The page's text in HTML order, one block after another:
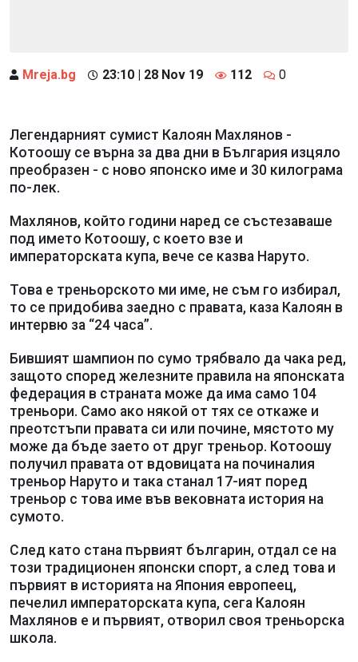
Mreja.bg 23:10 | 28 Nov 19 112 0
Легендарният сумист Калоян Махлянов -
Котоошу се върна за два дни в България изцяло
преобразен - с ново японско име и 30 килограма
по-лек.
Махлянов, който години наред се състезаваше
под името Котоошу, с което взе и
императорската купа, вече се казва Наруто.
Това е треньорското ми име, не съм го избирал,
то се придобива заедно с правата, каза Калоян в
интервю за “24 часа”.
Бившият шампион по сумо трябвало да чака ред,
защото според железните правила на японската
федерация в страната може да има само 104
треньори. Само ако някой от тях се откаже и
преотстъпи правата си или почине, мястото му
може да бъде заето от друг треньор. Котоошу
получил правата от вдовицата на починалия
треньор Наруто и така станал 17-ият поред
треньор с това име във вековната история на
сумото.
След като стана първият българин, отдал се на
този традиционен японски спорт, а след това и
първият в историята на Япония европеец,
печелил императорската купа, сега Калоян
Махлянов е и първият, отворил своя треньорска
школа.